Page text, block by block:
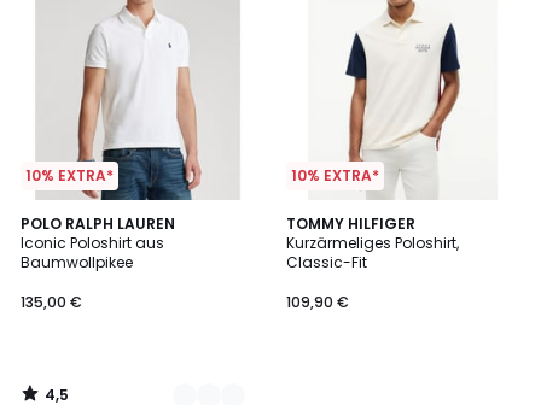
10% EXTRA*
POLO RALPH LAUREN
Iconic Poloshirt aus
Baumwollpikee
135,00 €
4,5
/ 5
5
Farben
4,5
10% EXTRA*
TOMMY HILFIGER
Kurzärmeliges Poloshirt,
Classic-Fit
109,90 €